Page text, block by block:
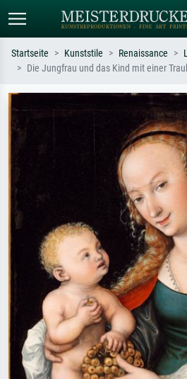
Sternennacht, Impressionismus, Welle
Startseite Kunststile Renaissance
Die Jungfrau und das Kind mit einer